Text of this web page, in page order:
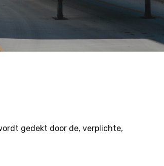
gedekt door de, verplichte,